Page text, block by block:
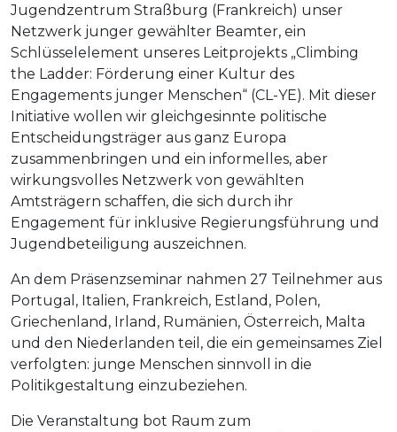
Jugendzentrum Straßburg (Frankreich) unser
Netzwerk junger gewählter Beamter, ein
Schlüsselelement unseres Leitprojekts „Climbing
the Ladder: Förderung einer Kultur des
Engagements junger Menschen“ (CL-YE). Mit dieser
Initiative wollen wir gleichgesinnte politische
Entscheidungsträger aus ganz Europa
zusammenbringen und ein informelles, aber
wirkungsvolles Netzwerk von gewählten
Amtsträgern schaffen, die sich durch ihr
Engagement für inklusive Regierungsführung und
Jugendbeteiligung auszeichnen.
An dem Präsenzseminar nahmen 27 Teilnehmer aus
Portugal, Italien, Frankreich, Estland, Polen,
Griechenland, Irland, Rumänien, Österreich, Malta
und den Niederlanden teil, die ein gemeinsames Ziel
verfolgten: junge Menschen sinnvoll in die
Politikgestaltung einzubeziehen.
Die Veranstaltung bot Raum zum